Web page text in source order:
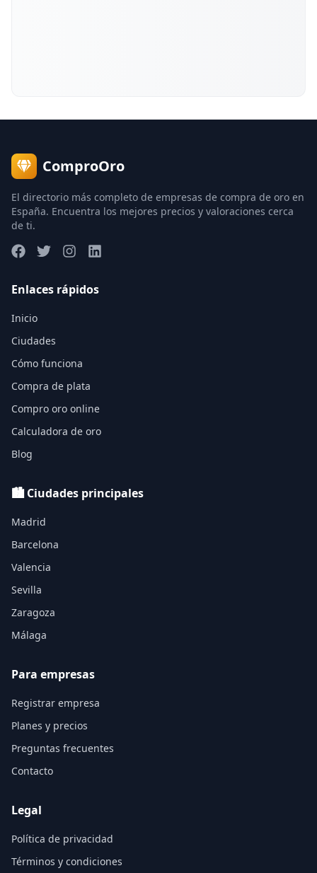
ComproOro
El directorio más completo de empresas de compra de oro en
España. Encuentra los mejores precios y valoraciones cerca
de ti.
Enlaces rápidos
Inicio
Ciudades
Cómo funciona
Compra de plata
Compro oro online
Calculadora de oro
Blog
🏙️ Ciudades principales
Madrid
Barcelona
Valencia
Sevilla
Zaragoza
Málaga
Para empresas
Registrar empresa
Planes y precios
Preguntas frecuentes
Contacto
Legal
Política de privacidad
Términos y condiciones